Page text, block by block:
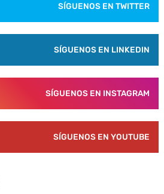
SÍGUENOS EN TWITTER
SÍGUENOS EN LINKEDIN
SÍGUENOS EN INSTAGRAM
SÍGUENOS EN YOUTUBE